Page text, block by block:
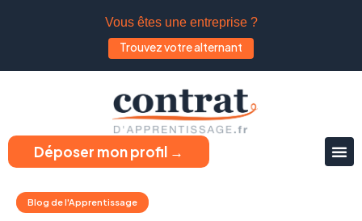
Vous êtes une entreprise ?
Trouvez votre alternant
Déposer mon profil →
Blog de l'Apprentissage